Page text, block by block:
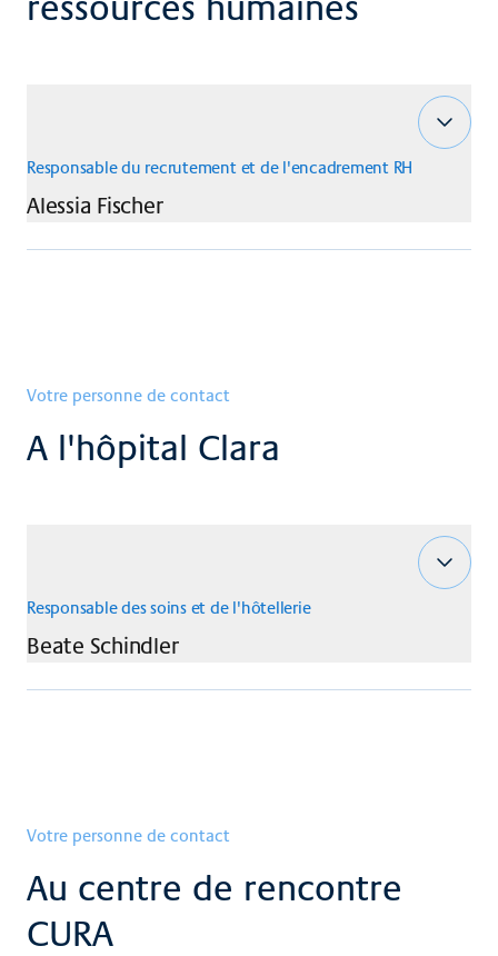
Responsable du recrutement et de l'encadrement RH
Alessia Fischer
Votre personne de contact
A l'hôpital Clara
Responsable des soins et de l'hôtellerie
Beate Schindler
Votre personne de contact
Au centre de rencontre
CURA